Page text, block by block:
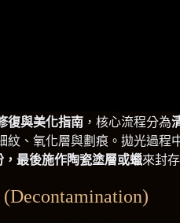
復與美化指南 ，核心流程分為
紋、氧化層與劃痕。拋光過程
最後施作陶瓷塗層或蠟來封